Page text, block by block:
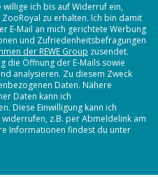
ich bis auf Widerruf ein,
ZooRoyal zu erhalten. Ich bin damit
E-Mail an mich gerichtete Werbung
und Zufriedenheitsbefragungen
der REWE Group zusendet.
die Öffnung der E-Mails sowie
analysieren. Zu diesem Zweck
Daten. Nähere
Daten kann ich
Diese Einwilligung kann ich
z.B. per Abmeldelink am
Informationen findest du unter